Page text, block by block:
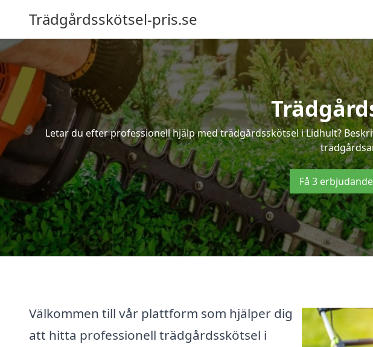
Trädgårdsskötsel-pris.se
Letar du efter professionell hjälp med trädgårdsskötsel i Lidhult?
Få 3
Välkommen till vår plattform som hjälper dig
att hitta professionell trädgårdsskötsel i